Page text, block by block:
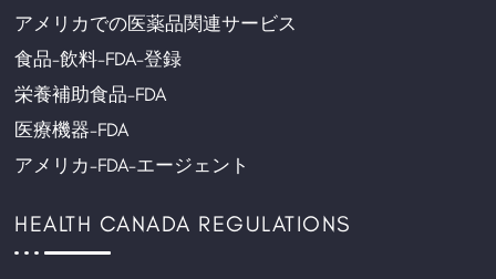
アメリカでの医薬品関連サービス
食品-飲料-FDA-登録
栄養補助食品-FDA
医療機器-FDA
アメリカ-FDA-エージェント
HEALTH CANADA REGULATIONS